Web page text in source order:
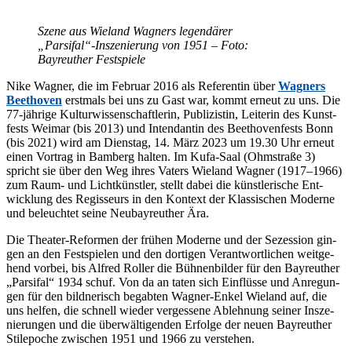
Sze­ne aus Wie­land Wag­ners le­gen­dä­rer
„Parsifal“-Inszenierung von 1951 – Foto:
Bay­reu­ther Festspiele
Nike Wag­ner, die im Fe­bru­ar 2016 als Re­fe­ren­tin überWag­ners
Beet­ho­ven erst­mals bei uns zu Gast war, kommt er­neut zu uns. Die
77-jäh­ri­ge Kul­tur­wis­sen­schaft­le­rin, Pu­bli­zis­tin, Lei­te­rin des Kunst­
fests Wei­mar (bis 2013) und In­ten­dan­tin des Beet­ho­ven­fests Bonn
(bis 2021) wird am Diens­tag, 14. März 2023 um 19.30 Uhr er­neut
ei­nen Vor­trag in Bam­berg hal­ten. Im Kufa-Saal (Ohm­stra­ße 3)
spricht sie über den Weg ih­res Va­ters Wie­land Wag­ner (1917–1966)
zum Raum- und Licht­künst­ler, stellt da­bei die künst­le­ri­sche Ent­
wick­lung des Re­gis­seurs in den Kon­text der Klas­si­schen Mo­der­ne
und be­leuch­tet sei­ne Neu­bay­reu­ther Ära.
Die Thea­ter-Re­for­men der frü­hen Mo­der­ne und der Se­zes­si­on gin­
gen an den Fest­spie­len und den dor­ti­gen Ver­ant­wort­li­chen weit­ge­
hend vor­bei, bis Al­fred Rol­ler die Büh­nen­bil­der für den Bay­reu­ther
„Par­si­fal“ 1934 schuf. Von da an ta­ten sich Ein­flüs­se und An­re­gun­
gen für den bild­ne­risch be­gab­ten Wag­ner-En­kel Wie­land auf, die
uns hel­fen, die schnell wie­der ver­ges­se­ne Ab­leh­nung sei­ner In­sze­
nie­run­gen und die über­wäl­ti­gen­den Er­fol­ge der neu­en Bay­reu­ther
Stil­epo­che zwi­schen 1951 und 1966 zu verstehen.